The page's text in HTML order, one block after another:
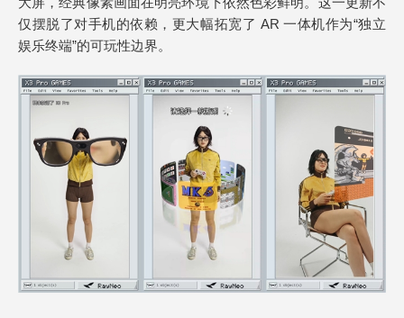
仅摆脱了对手机的依赖，更大幅拓宽了 AR 一体机作为“独立
娱乐终端”的可玩性边界。